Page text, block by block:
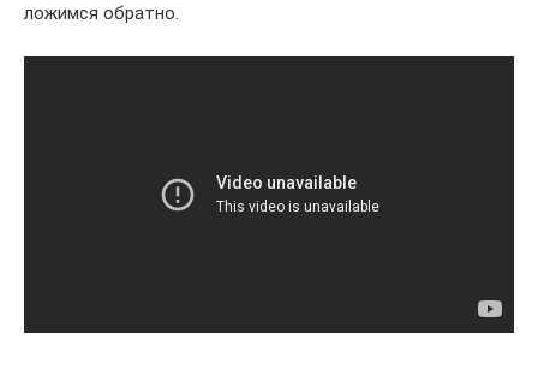
ложимся обратно.